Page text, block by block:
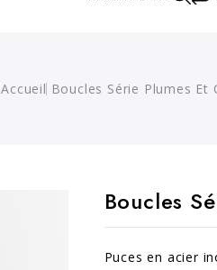
Accueil Boucles Série Plumes Et
Boucles
Puces en acier